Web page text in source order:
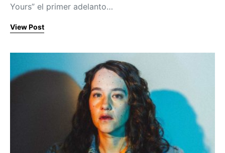
Yours” el primer adelanto…
View Post